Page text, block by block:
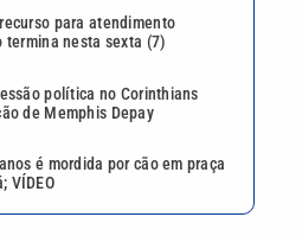
Esportes
Polícia
NOS SIGA NAS